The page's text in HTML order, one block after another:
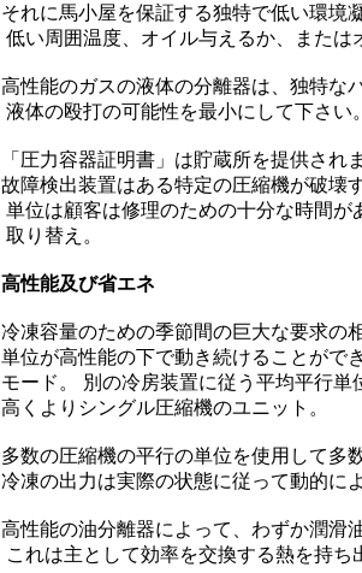
それに馬小屋を保証する独特で低い環境
低い周囲温度、オイル与えるか、また
高性能のガスの液体の分離器は、独特な
液体の殴打の可能性を最小にして下さい
「圧力容器証明書」は貯蔵所を提供され
故障検出装置はある特定の圧縮機が破壊
単位は顧客は修理のための十分な時間
取り替え。
高性能及び省エネ
冷凍容量のための季節間の巨大な要求の
単位が高性能の下で動き続けることがで
モード。 別の冷房装置に従う平均平行単
高くよりシングル圧縮機のユニット。
多数の圧縮機の平行の単位を使用して多
冷凍の出力は実際の状態に従って動的に
高性能の油分離器によって、わずか潤滑
これは主として効率を交換する熱を持ち